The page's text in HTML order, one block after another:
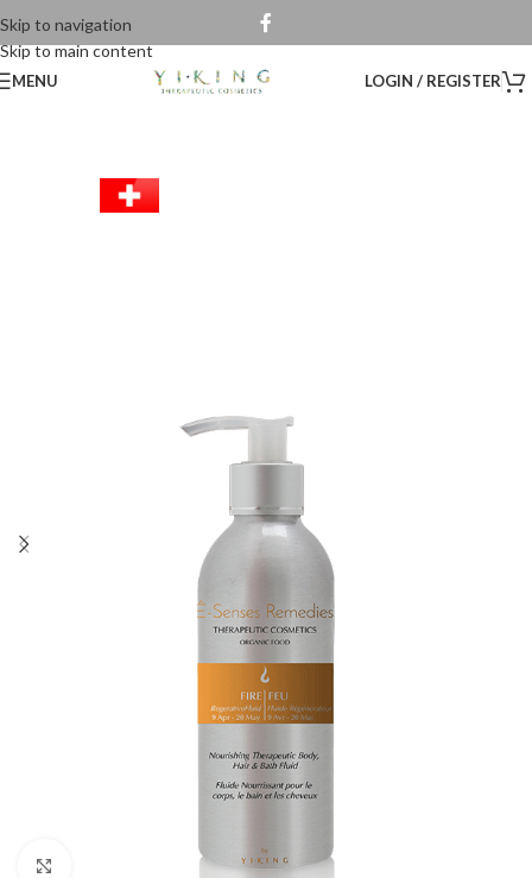
Skip to navigation
Skip to main content
MENU LOGIN / REGISTER